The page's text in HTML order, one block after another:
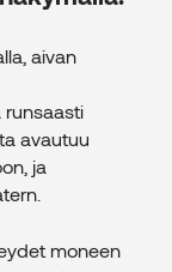
aivan
runsaasti
avautuu
ja
moneen